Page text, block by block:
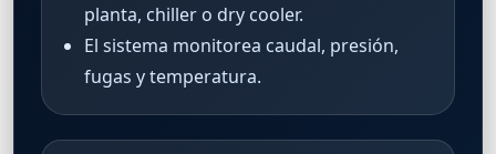
planta, chiller o dry cooler.
El sistema monitorea caudal, presión,
fugas y temperatura.